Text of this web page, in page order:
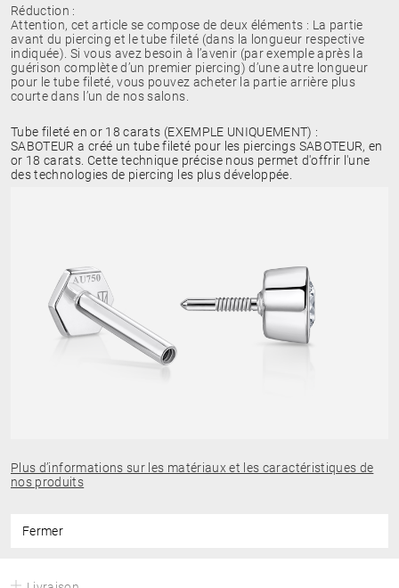
Réduction :
Attention, cet article se compose de deux éléments : La partie
avant du piercing et le tube fileté (dans la longueur respective
indiquée). Si vous avez besoin à l’avenir (par exemple après la
guérison complète d’un premier piercing) d’une autre longueur
pour le tube fileté, vous pouvez acheter la partie arrière plus
courte dans l’un de nos salons.
Tube fileté en or 18 carats (EXEMPLE UNIQUEMENT) :
SABOTEUR a créé un tube fileté pour les piercings SABOTEUR, en
or 18 carats. Cette technique précise nous permet d'offrir l'une
des technologies de piercing les plus développée.
Plus d’informations sur les matériaux et les caractéristiques de
nos produits
Fermer